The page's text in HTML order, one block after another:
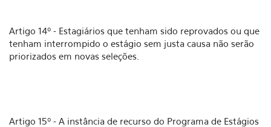
Artigo 14º - Estagiários que tenham sido reprovados ou que
tenham interrompido o estágio sem justa causa não serão
priorizados em novas seleções.
Artigo 15º - A instância de recurso do Programa de Estágios